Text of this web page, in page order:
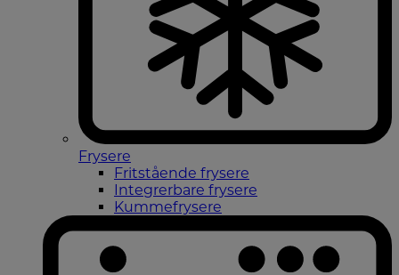
Frysere
Fritstående frysere
Integrerbare frysere
Kummefrysere